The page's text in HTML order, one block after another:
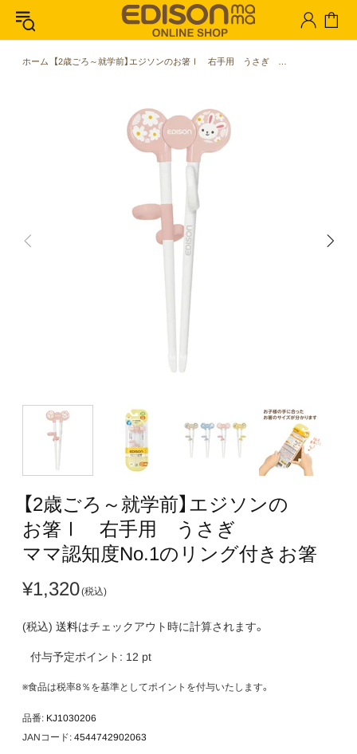
ホーム 【2歳ごろ～就学前】エジソンのお箸Ⅰ 右手用 うさぎ ママ認知度No.1のリング付きお箸
【2歳ごろ～就学前】​エジソンの​
お箸Ⅰ 右手用 うさぎ
ママ認知度No.1の​リング付きお箸
¥1,320
(税込) 送料はチェックアウト時に計算されます。
付与予定ポイント: 12 pt
※食品は税率8％を基準としてポイントを付与いたします。
品番: KJ1030206
JANコード: 4544742902063